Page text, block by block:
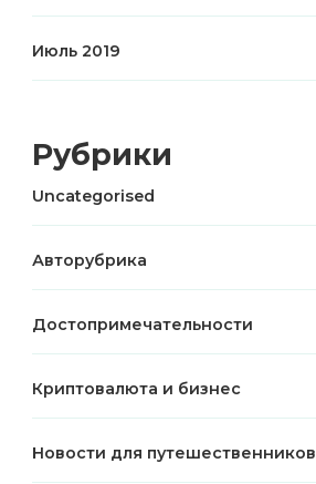
Июль 2019
Рубрики
Uncategorised
Авторубрика
Достопримечательности
Криптовалюта и бизнес
Новости для путешественников